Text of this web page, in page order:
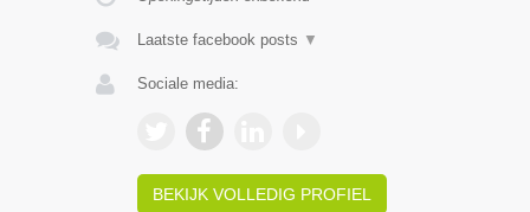
Laatste facebook posts ▼
Sociale media:
BEKIJK VOLLEDIG PROFIEL